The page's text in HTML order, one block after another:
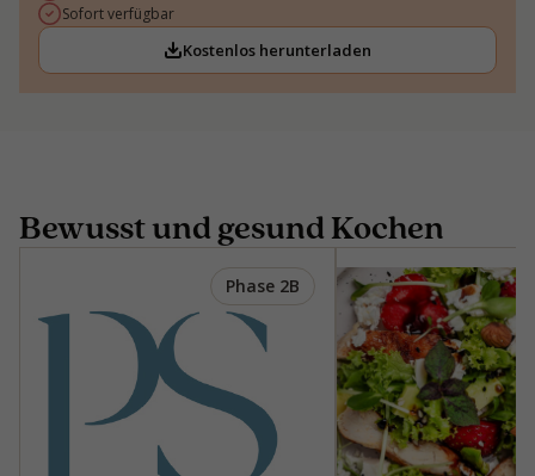
Sofort verfügbar
Kostenlos herunterladen
Bewusst und gesund Kochen
Phase 2B